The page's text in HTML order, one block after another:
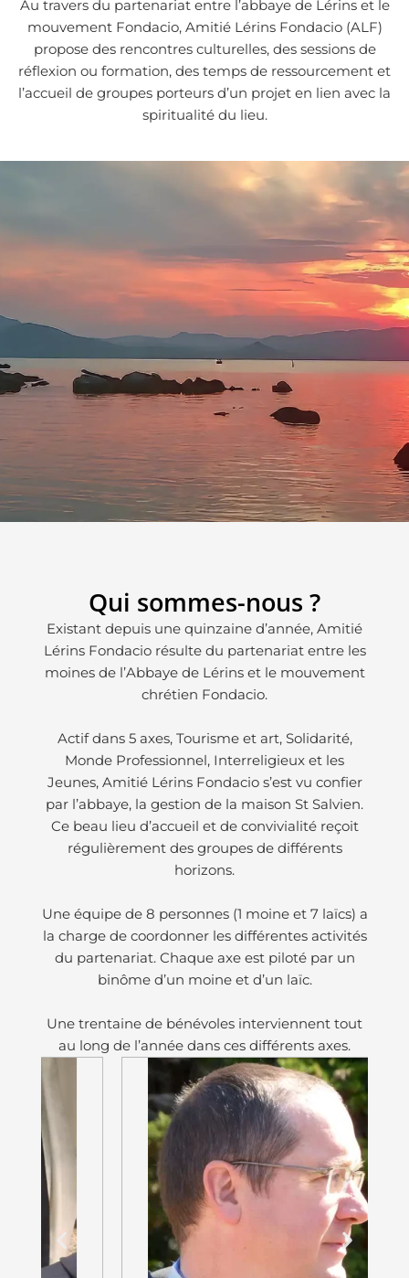
Au travers du partenariat entre l’abbaye de Lérins et le
mouvement Fondacio, Amitié Lérins Fondacio (ALF)
propose des rencontres culturelles, des sessions de
réflexion ou formation, des temps de ressourcement et
l’accueil de groupes porteurs d’un projet en lien avec la
spiritualité du lieu.
Qui sommes-nous ?
Existant depuis une quinzaine d’année, Amitié
Lérins Fondacio résulte du partenariat entre les
moines de l’Abbaye de Lérins et le mouvement
chrétien Fondacio.
Actif dans 5 axes, Tourisme et art, Solidarité,
Monde Professionnel, Interreligieux et les
Jeunes, Amitié Lérins Fondacio s’est vu confier
par l’abbaye, la gestion de la maison St Salvien.
Ce beau lieu d’accueil et de convivialité reçoit
régulièrement des groupes de différents
horizons.
Une équipe de 8 personnes (1 moine et 7 laïcs) a
la charge de coordonner les différentes activités
du partenariat. Chaque axe est piloté par un
binôme d’un moine et d’un laïc.
Une trentaine de bénévoles interviennent tout
au long de l’année dans ces différents axes.